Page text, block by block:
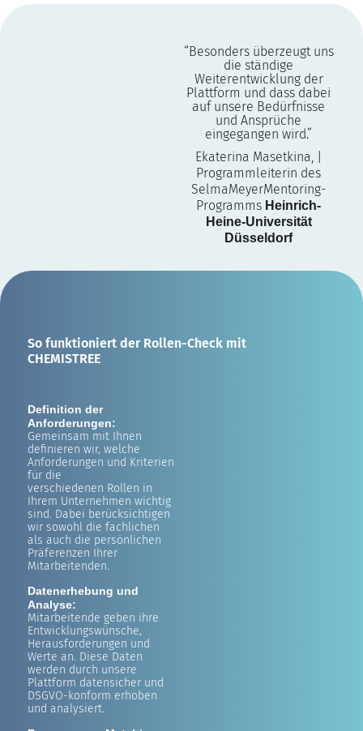
“Besonders überzeugt uns
die ständige
Weiterentwicklung der
Plattform und dass dabei
auf unsere Bedürfnisse
und Ansprüche
eingegangen wird.”
Ekaterina Masetkina, |
Programmleiterin des
SelmaMeyerMentoring-
Programms Heinrich-
Heine-Universität
Düsseldorf
So funktioniert der Rollen-Check mit
CHEMISTREE
Definition der
Anforderungen:
Gemeinsam mit Ihnen
definieren wir, welche
Anforderungen und Kriterien
für die
verschiedenen Rollen in
Ihrem Unternehmen wichtig
sind. Dabei berücksichtigen
wir sowohl die fachlichen
als auch die persönlichen
Präferenzen Ihrer
Mitarbeitenden.
Datenerhebung und
Analyse:
Mitarbeitende geben ihre
Entwicklungswünsche,
Herausforderungen und
Werte an. Diese Daten
werden durch unsere
Plattform datensicher und
DSGVO-konform erhoben
und analysiert.